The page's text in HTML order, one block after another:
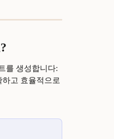
를 생성합니다:
고 효율적으로